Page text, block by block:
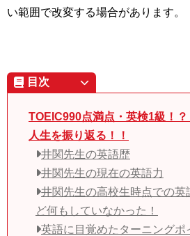
い範囲で改変する場合があります。
目次
TOEIC990点満点・英検1級！
人生を振り返る！！
井関先生の英語歴
井関先生の現在の英語力
井関先生の高校生時点での
ど何もしていなかった！
英語に目覚めたターニングポ